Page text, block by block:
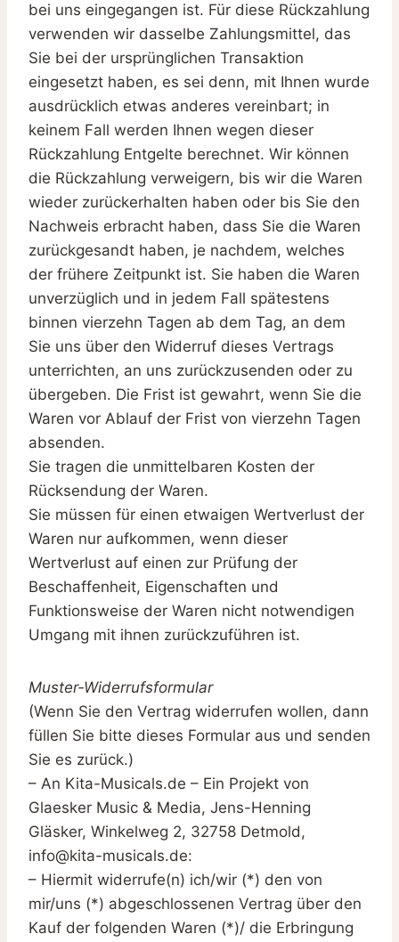
bei uns eingegangen ist. Für diese Rückzahlung
verwenden wir dasselbe Zahlungsmittel, das
Sie bei der ursprünglichen Transaktion
eingesetzt haben, es sei denn, mit Ihnen wurde
ausdrücklich etwas anderes vereinbart; in
keinem Fall werden Ihnen wegen dieser
Rückzahlung Entgelte berechnet. Wir können
die Rückzahlung verweigern, bis wir die Waren
wieder zurückerhalten haben oder bis Sie den
Nachweis erbracht haben, dass Sie die Waren
zurückgesandt haben, je nachdem, welches
der frühere Zeitpunkt ist. Sie haben die Waren
unverzüglich und in jedem Fall spätestens
binnen vierzehn Tagen ab dem Tag, an dem
Sie uns über den Widerruf dieses Vertrags
unterrichten, an uns zurückzusenden oder zu
übergeben. Die Frist ist gewahrt, wenn Sie die
Waren vor Ablauf der Frist von vierzehn Tagen
absenden.
Sie tragen die unmittelbaren Kosten der
Rücksendung der Waren.
Sie müssen für einen etwaigen Wertverlust der
Waren nur aufkommen, wenn dieser
Wertverlust auf einen zur Prüfung der
Beschaffenheit, Eigenschaften und
Funktionsweise der Waren nicht notwendigen
Umgang mit ihnen zurückzuführen ist.
Muster-Widerrufsformular
(Wenn Sie den Vertrag widerrufen wollen, dann
füllen Sie bitte dieses Formular aus und senden
Sie es zurück.)
– An Kita-Musicals.de – Ein Projekt von
Glaesker Music & Media, Jens-Henning
Gläsker, Winkelweg 2, 32758 Detmold,
info@kita-musicals.de:
– Hiermit widerrufe(n) ich/wir (*) den von
mir/uns (*) abgeschlossenen Vertrag über den
Kauf der folgenden Waren (*)/ die Erbringung